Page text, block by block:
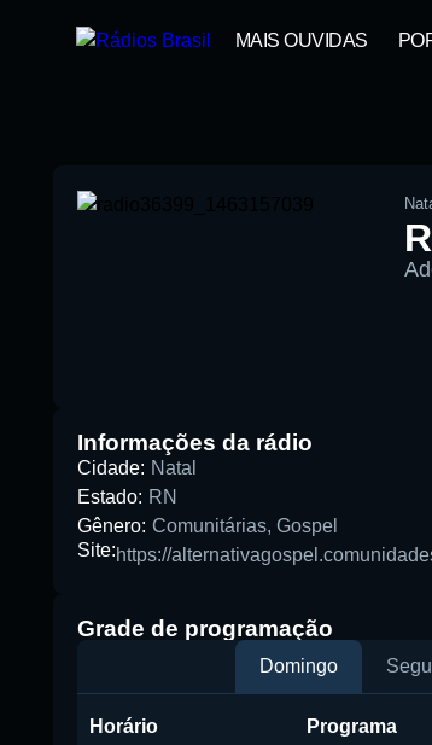
MAIS OUVIDAS
Buscar
Informações da rádio
Cidade: Natal
Estado: RN
Gênero: Comunitárias, Gospel
Site:https://
Grade de programação
Domingo
Horário Programa